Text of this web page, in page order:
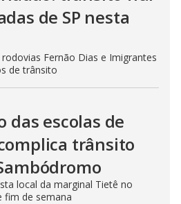
de SP nesta
Fernão Dias e Imigrantes
de trânsito
das escolas de
trânsito
local da marginal Tietê no
fim de semana